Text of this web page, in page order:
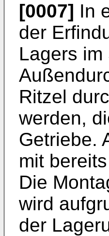
[0007] In
der
Lagers
Ritzel
werden,
Getriebe.
mit
Die
wird
der